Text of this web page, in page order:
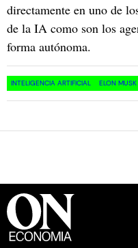
directamente en uno de
de la IA como son los
forma autónoma.
INTELIGENCIA ARTIFICIAL ELON MUSK